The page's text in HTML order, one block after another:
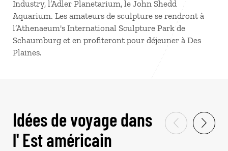
Industry, l’Adler Planetarium, le John Shedd
Aquarium. Les amateurs de sculpture se rendront à
l’Athenaeum's International Sculpture Park de
Schaumburg et en profiteront pour déjeuner à Des
Plaines.
Idées de voyage dans
l' Est américain